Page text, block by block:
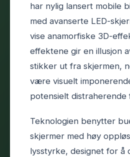
har nylig lansert mobile
med avanserte LED-
vise anamorfiske 3D-
effektene gir en illusjon
stikker ut fra skjermen,
være visuelt
potensielt distraherende
Teknologien benytter
skjermer med høy
lysstyrke, designet for å